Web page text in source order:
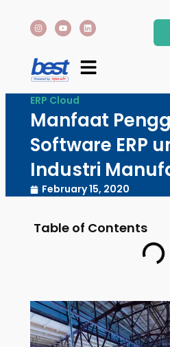
ERP Cloud
Manfaat
Software ERP
Industri
February 15, 2020
Table of Contents